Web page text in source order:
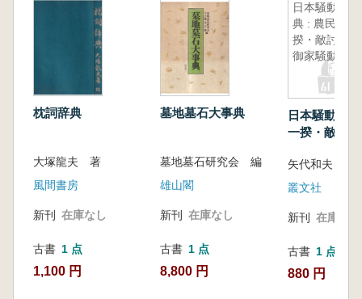
枕詞辞典
大塚龍夫 著
風間書房
新刊 在庫なし
古書 1 点
1,100 円
墓地墓石大事典
墓地墓石研究会 編
雄山閣
新刊 在庫なし
古書 1 点
8,800 円
日本騒動事
典 : 農民一
揆・敵討・
御家騒動
日本騒動事
一揆・敵討
矢代和夫 [ほ
叢文社
新刊 在庫なし
古書 1 点
880 円